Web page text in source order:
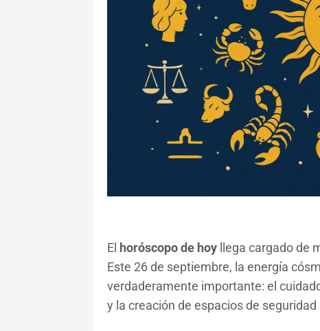
El horóscopo de hoyllega cargado de
Este 26 de septiembre, la energía
verdaderamente importante: el
y la creación de espacios de